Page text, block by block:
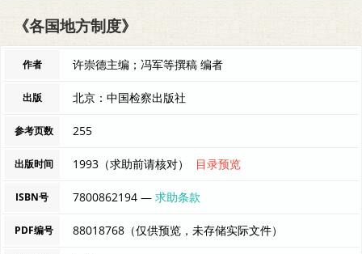
《各国地方制度》
作者 许崇德主编；冯军等撰稿 编者
出版 北京：中国检察出版社
参考页数 255
出版时间 1993（求助前请核对） 目录预览
ISBN号 7800862194 —求助条款
PDF编号 88018768（仅供预览，未存储实际文件）